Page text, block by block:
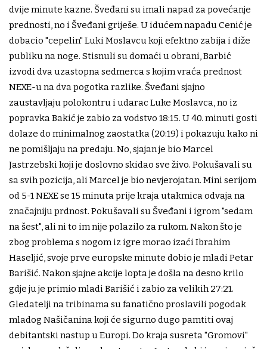
dvije minute kazne. Šveđani su imali napad za povećanje
prednosti, no i Šveđani griješe. U idućem napadu Cenić je
dobacio "cepelin" Luki Moslavcu koji efektno zabija i diže
publiku na noge. Stisnuli su domaći u obrani, Barbić
izvodi dva uzastopna sedmerca s kojim vraća prednost
NEXE-u na dva pogotka razlike. Šveđani sjajno
zaustavljaju polokontru i udarac Luke Moslavca, no iz
popravka Bakić je zabio za vodstvo 18:15. U 40. minuti gosti
dolaze do minimalnog zaostatka (20:19) i pokazuju kako ni
ne pomišljaju na predaju. No, sjajan je bio Marcel
Jastrzebski koji je doslovno skidao sve živo. Pokušavali su
sa svih pozicija, ali Marcel je bio nevjerojatan. Mini serijom
od 5-1 NEXE se 15 minuta prije kraja utakmica odvaja na
značajniju prdnost. Pokušavali su Šveđani i igrom "sedam
na šest", ali ni to im nije polazilo za rukom. Nakon što je
zbog problema s nogom iz igre morao izaći Ibrahim
Haseljić, svoje prve europske minute dobio je mladi Petar
Barišić. Nakon sjajne akcije lopta je došla na desno krilo
gdje ju je primio mladi Barišić i zabio za velikih 27:21.
Gledatelji na tribinama su fanatično proslavili pogodak
mladog Našičanina koji će sigurno dugo pamtiti ovaj
debitantski nastup u Europi. Do kraja susreta "Gromovi"